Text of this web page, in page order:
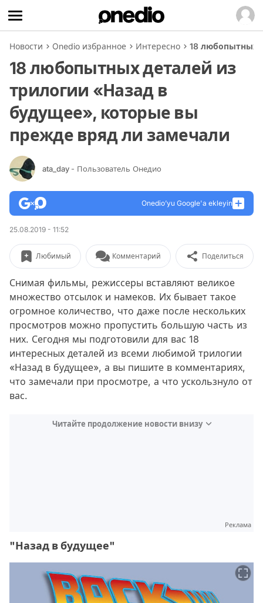
Новости Onedio избранное Интересно 18 любопытных
18 любопытных деталей из
трилогии «Назад в
будущее», которые вы
прежде вряд ли замечали
ata_day - Пользователь Онедио
Onedio’yu Google'a ekleyin
25.08.2019 - 11:52
Любимый Комментарий Поделиться
Снимая фильмы, режиссеры вставляют великое
множество отсылок и намеков. Их бывает такое
огромное количество, что даже после нескольких
просмотров можно пропустить большую часть из
них. Сегодня мы подготовили для вас 18
интересных деталей из всеми любимой трилогии
«Назад в будущее», а вы пишите в комментариях,
что замечали при просмотре, а что ускользнуло от
вас.
Читайте продолжение новости внизу
Реклама
"Назад в будущее"